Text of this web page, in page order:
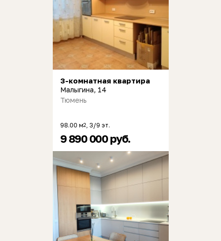
3-комнатная квартира
Малыгина, 14
Тюмень
98.00 м2 , 3/9 эт.
9 890 000 руб.